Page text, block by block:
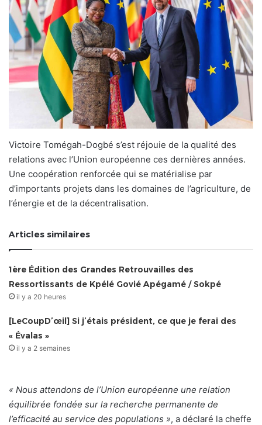
Victoire Tomégah-Dogbé s’est réjouie de la qualité des
relations avec l’Union européenne ces dernières années.
Une coopération renforcée qui se matérialise par
d’importants projets dans les domaines de l’agriculture, de
l’énergie et de la décentralisation.
Articles similaires
1ère Édition des Grandes Retrouvailles des
Ressortissants de Kpélé Govié Apégamé / Sokpé
il y a 20 heures
[LeCoupD’œil] Si j’étais président, ce que je ferai des
« Évalas »
il y a 2 semaines
« Nous attendons de l’Union européenne une relation
équilibrée fondée sur la recherche permanente de
l’efficacité au service des populations », a déclaré la cheffe